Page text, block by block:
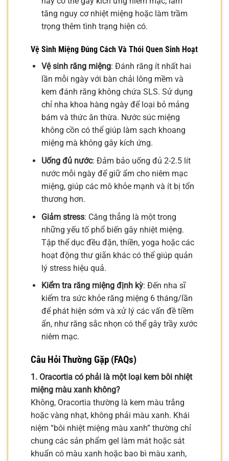
tăng nguy cơ nhiệt miệng hoặc làm trầm
trọng thêm tình trạng hiện có.
Vệ Sinh Miệng Đúng Cách Và Thói Quen Sinh Hoạt
Vệ sinh răng miệng: Đánh răng ít nhất hai
lần mỗi ngày với bàn chải lông mềm và
kem đánh răng không chứa SLS. Sử dụng
chỉ nha khoa hàng ngày để loại bỏ mảng
bám và thức ăn thừa. Nước súc miệng
không cồn có thể giúp làm sạch khoang
miệng mà không gây kích ứng.
Uống đủ nước: Đảm bảo uống đủ 2-2.5 lít
nước mỗi ngày để giữ ẩm cho niêm mạc
miệng, giúp các mô khỏe mạnh và ít bị tổn
thương hơn.
Giảm stress: Căng thẳng là một trong
những yếu tố phổ biến gây nhiệt miệng.
Tập thể dục đều đặn, thiền, yoga hoặc các
hoạt động thư giãn khác có thể giúp quản
lý stress hiệu quả.
Kiểm tra răng miệng định kỳ: Đến nha sĩ
kiểm tra sức khỏe răng miệng 6 tháng/lần
để phát hiện sớm và xử lý các vấn đề tiềm
ẩn, như răng sắc nhọn có thể gây trầy xước
niêm mạc.
Câu Hỏi Thường Gặp (FAQs)
1. Oracortia có phải là một loại kem bôi nhiệt
miệng màu xanh không?
Không, Oracortia thường là kem màu trắng
hoặc vàng nhạt, không phải màu xanh. Khái
niệm “bôi nhiệt miệng màu xanh” thường chỉ
chung các sản phẩm gel làm mát hoặc sát
khuẩn có màu xanh hoặc bao bì màu xanh,